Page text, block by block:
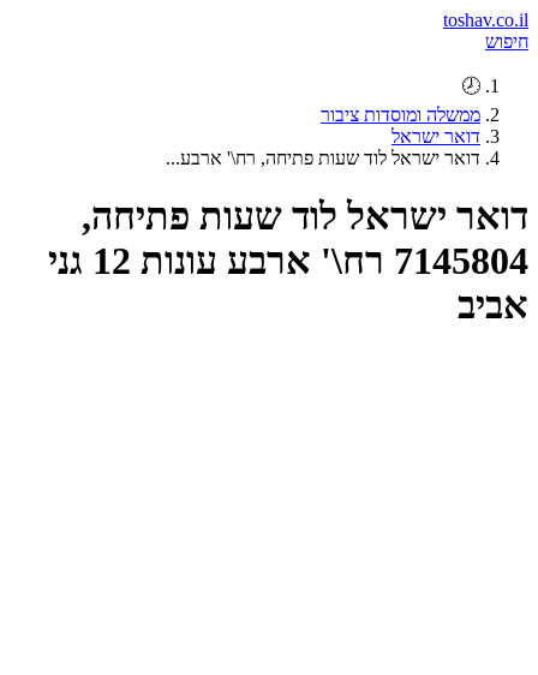
toshav.co.il
חיפוש
🕗
ממשלה ומוסדות ציבור
דואר ישראל
דואר ישראל לוד שעות פתיחה, רח\' ארבע...
דואר ישראל לוד שעות פתיחה,
7145804 רח\' ארבע עונות 12 גני
אביב